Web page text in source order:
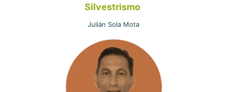
Silvestrismo
Julián Sola Mota